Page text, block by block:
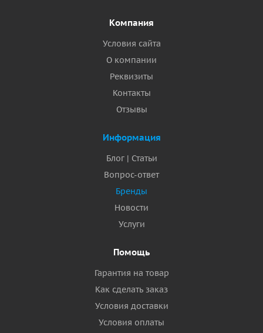
Компания
Условия сайта
О компании
Реквизиты
Контакты
Отзывы
Информация
Блог | Статьи
Вопрос-ответ
Бренды
Новости
Услуги
Помощь
Гарантия на товар
Как сделать заказ
Условия доставки
Условия оплаты